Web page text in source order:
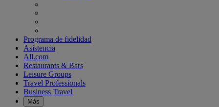
Programa de fidelidad
Asistencia
All.com
Restaurants & Bars
Leisure Groups
Travel Professionals
Business Travel
Más